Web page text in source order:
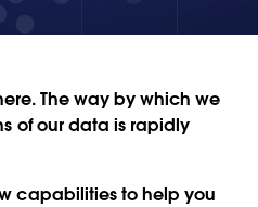
The way by which we
of our data is rapidly
capabilities to help you